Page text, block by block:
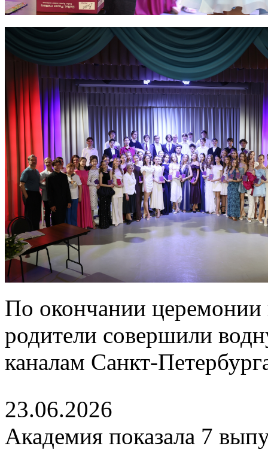
По окончании церемонии
родители совершили
каналам Санкт-
23.06.2026
Академия показала 7